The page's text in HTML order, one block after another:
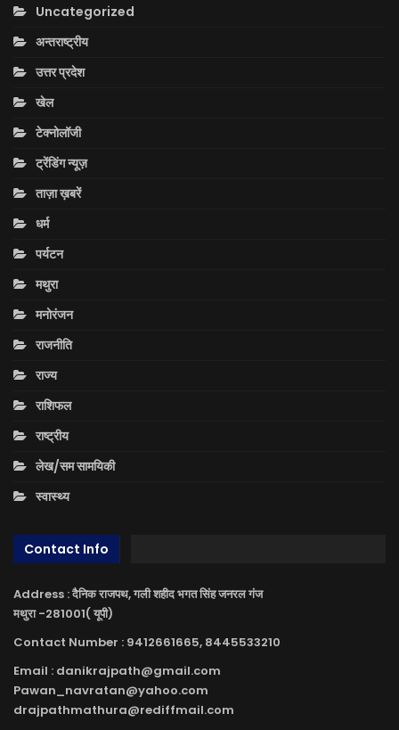
Uncategorized
अन्तराष्ट्रीय
उत्तर प्रदेश
खेल
टेक्नोलॉजी
ट्रेंडिंग न्यूज़
ताज़ा ख़बरें
धर्म
पर्यटन
मथुरा
मनोरंजन
राजनीति
राज्य
राशिफल
राष्ट्रीय
लेख/सम सामयिकी
स्वास्थ्य
Contact Info
Address : दैनिक राजपथ, गली शहीद भगत सिंह जनरल गंज
मथुरा -281001( यूपी)
Contact Number : 9412661665, 8445533210
Email : danikrajpath@gmail.com
Pawan_navratan@yahoo.com
drajpathmathura@rediffmail.com